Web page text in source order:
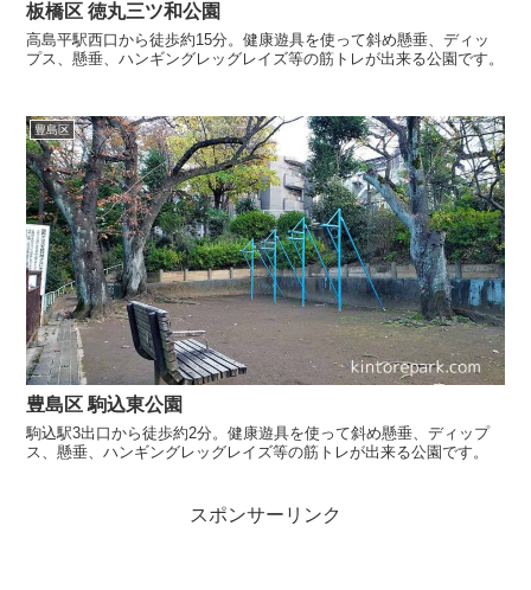
板橋区 徳丸三ツ和公園
高島平駅西口から徒歩約15分。健康遊具を使って斜め懸垂、ディッ
プス、懸垂、ハンギングレッグレイズ等の筋トレが出来る公園です。
豊島区
豊島区 駒込東公園
駒込駅3出口から徒歩約2分。健康遊具を使って斜め懸垂、ディップ
ス、懸垂、ハンギングレッグレイズ等の筋トレが出来る公園です。
スポンサーリンク